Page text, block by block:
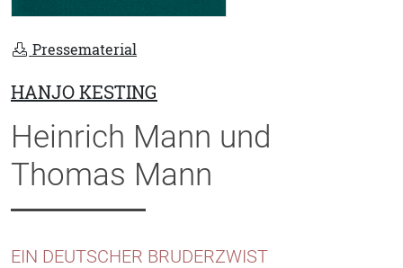
Pressematerial
HANJO KESTING
Heinrich Mann und
Thomas Mann
EIN DEUTSCHER BRUDERZWIST